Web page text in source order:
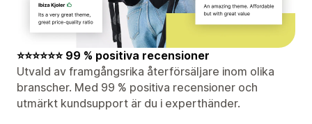
⭐⭐⭐⭐⭐⭐ 99 % positiva recensioner
Utvald av framgångsrika återförsäljare inom olika
branscher. Med 99 % positiva recensioner och
utmärkt kundsupport är du i experthänder.